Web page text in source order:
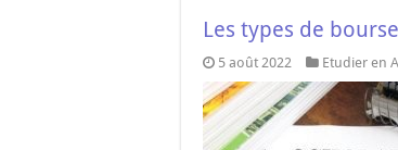
Les types de
5 août 2022 Etudier en